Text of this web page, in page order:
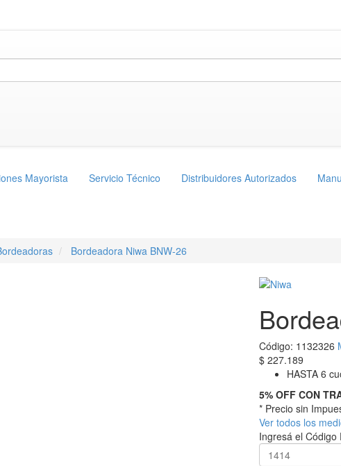
Mayorista Servicio Técnico Distribuidores Autorizados
Bordeadora Niwa BNW-26
Código: 1132326
$ 227.189
HASTA 6
5% OFF CON
* Precio sin
Ver todos los
Ingresá el